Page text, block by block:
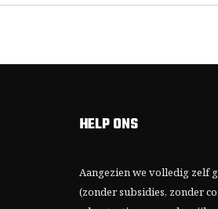
HELP ONS
Aangezien we volledig zelf
(zonder subsidies, zonder